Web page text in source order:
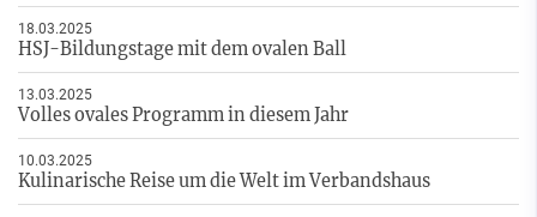
18.03.2025
HSJ-Bildungstage mit dem ovalen Ball
13.03.2025
Volles ovales Programm in diesem Jahr
10.03.2025
Kulinarische Reise um die Welt im Verbandshaus